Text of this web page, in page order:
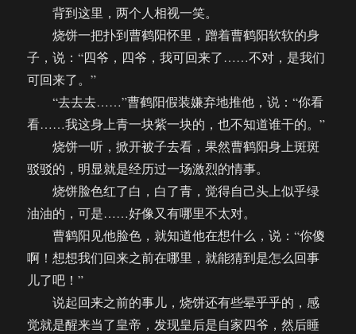
背到这里，两个人相视一笑。
烧饼一把扑到曹鹤阳怀里，蹭着曹鹤阳软软的身
子，说：“四爷，四爷，我可回来了……不对，是我们
可回来了。”
“去去去……”曹鹤阳假装嫌弃地推他，说：“你看
看……我这身上青一块紫一块的，也不知道谁干的。”
烧饼一听，掀开被子去看，果然曹鹤阳身上斑斑
驳驳的，明显就是经历过一场激烈的情事。
烧饼脸色红了白，白了青，觉得自己头上似乎绿
油油的，可是……好像又有哪里不太对。
曹鹤阳见他脸色，就知道他在想什么，说：“你傻
啊！想想我们回来之前在哪里，就能猜到是怎么回事
儿了吧！”
说起回来之前的事儿，烧饼还有些晕乎乎的，感
觉就是醒来当了皇帝，发现皇后是自家四爷，然后睡